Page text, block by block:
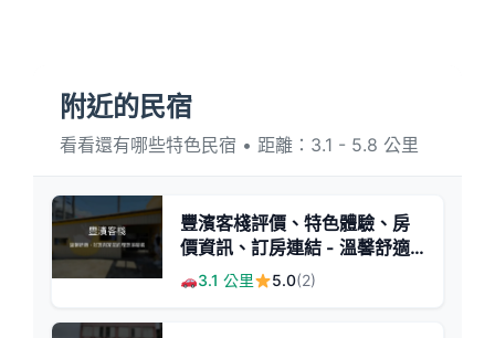
附近的民宿
看看還有哪些特色民宿 • 距離：3.1 - 5.8 公里
豐濱客棧評價、特色體驗、房
價資訊、訂房連結 - 溫馨舒適
的家庭與好友聚會首選
3.1 公里 5.0(2)